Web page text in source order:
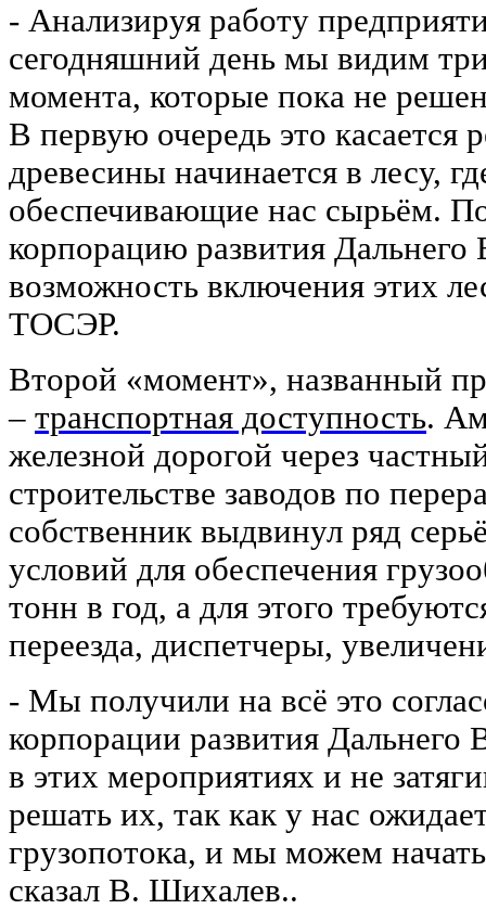
- Анализируя работу
сегодняшний день мы видим
момента, которые пока не
В первую очередь это касается
древесины начинается в лесу,
обеспечивающие нас сырьём.
корпорацию развития Дальнего
возможность включения этих
ТОСЭР.
Второй «момент», названный
– транспортная доступность.
железной дорогой через
строительстве заводов по
собственник выдвинул ряд
условий для обеспечения
тонн в год, а для этого
переезда, диспетчеры,
- Мы получили на всё это
корпорации развития Дальнего
в этих мероприятиях и не
решать их, так как у нас
грузопотока, и мы можем
сказал В. Шихалев..